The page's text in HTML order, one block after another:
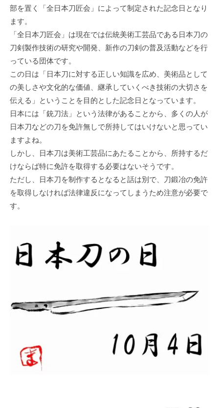
部を置く「全日本刀匠会」によって制定された記念日となり
ます。
「全日本刀匠会」は現在では伝統美術工芸品である日本刀の
刀剣製作技術の研究や開発、新作の刀剣の普及活動などを行
っている団体です。
この日は「日本刀に対する正しい知識を広め、美術品として
の美しさや文化的な価値、継承していくべき技術の大切さを
伝える」ということを目的とした記念日となっています。
日本には「銃刀法」という法律があることから、多くの人が
日本刀などの刀を免許無しで所持してはいけないと思ってい
ますよね。
しかし、日本刀は美術工芸品にあたることから、所持するだ
けならば特に免許を取得する必要はないそうです。
ただし、日本刀を制作するとなると話は別で、刀鍛冶の免許
を取得しなければ法律違反になってしまうため注意が必要で
す。